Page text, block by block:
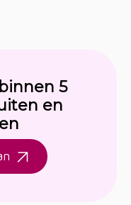
5
en